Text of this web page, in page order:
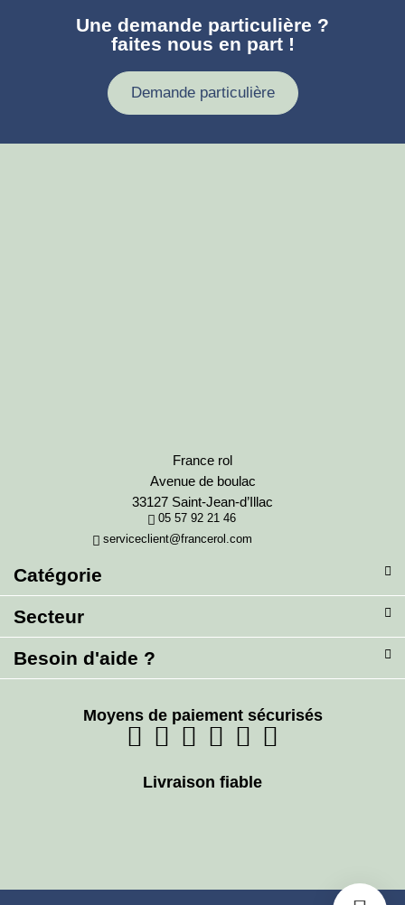
Une demande particulière ?
faites nous en part !
Demande particulière
France rol
Avenue de boulac
33127 Saint-Jean-d’Illac
05 57 92 21 46
serviceclient@francerol.com
Catégorie
Secteur
Besoin d'aide ?
Moyens de paiement sécurisés
Livraison fiable